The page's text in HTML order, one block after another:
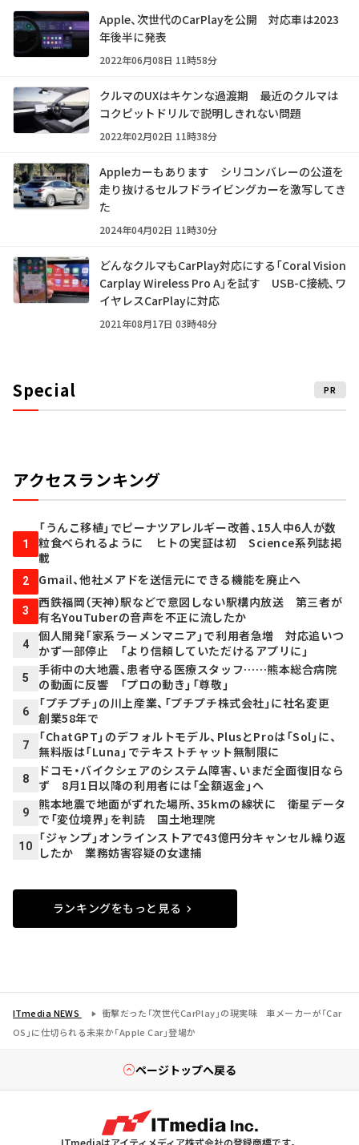
Apple、次世代のCarPlayを公開 対応車は2023
年後半に発表
2022年06月08日 11時58分
クルマのUXはキケンな過渡期 最近のクルマは
コクピットドリルで説明しきれない問題
2022年02月02日 11時38分
Appleカーもあります シリコンバレーの公道を
走り抜けるセルフドライビングカーを激写してき
た
2024年04月02日 11時30分
どんなクルマもCarPlay対応にする「Coral Vision
Carplay Wireless Pro A」を試す USB-C接続、ワ
イヤレスCarPlayに対応
2021年08月17日 03時48分
Special PR
アクセスランキング
1
「うんこ移植」でピーナツアレルギー改善、15人中6人が数
粒食べられるように ヒトの実証は初 Science系列誌掲
載
2 Gmail、他社メアドを送信元にできる機能を廃止へ
3
西鉄福岡（天神）駅などで意図しない駅構内放送 第三者が
有名YouTuberの音声を不正に流したか
4
個人開発「家系ラーメンマニア」で利用者急増 対応追いつ
かず一部停止 「より信頼していただけるアプリに」
5
手術中の大地震、患者守る医療スタッフ……熊本総合病院
の動画に反響 「プロの動き」「尊敬」
6
「プチプチ」の川上産業、「プチプチ株式会社」に社名変更
創業58年で
7
「ChatGPT」のデフォルトモデル、PlusとProは「Sol」に、
無料版は「Luna」でテキストチャット無制限に
8
ドコモ・バイクシェアのシステム障害、いまだ全面復旧なら
ず 8月1日以降の利用者には「全額返金」へ
9
熊本地震で地面がずれた場所、35kmの線状に 衛星データ
で「変位境界」を判読 国土地理院
10
「ジャンプ」オンラインストアで43億円分キャンセル繰り返
したか 業務妨害容疑の女逮捕
ランキングをもっと見る
ITmedia NEWS
衝撃だった「次世代CarPlay」の現実味 車メーカーが「Car
OS」に仕切られる未来か「Apple Car」登場か
ページトップへ戻る
ITmediaはアイティメディア株式会社の登録商標です。